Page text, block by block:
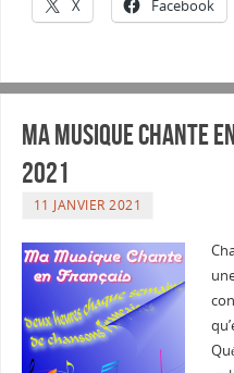
X Facebook
Ma musique chante
2021
11 JANVIER 2021